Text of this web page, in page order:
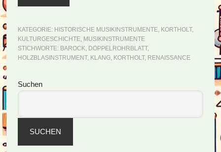
KATEGORIE: HISTORISCHE MUSIKINSTRUMENTE, KORTHOLT,
KULTURGESCHICHTE, MUSIKINSTRUMENTE
STICHWORTE: BAROCK, DOPPELROHRBLATT,
HOLZBLASINSTRUMENT, KLANG, KORTHOLT, RENAISSANCE
Seitenspalte
Suchen
SUCHEN